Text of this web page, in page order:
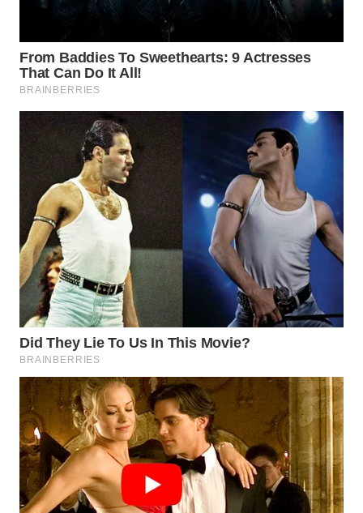
BEKASI
WN
DEPOK
WN
TAPANULI
UTARA
WN
SAMOSIR
WN
PADANG
LAWAS
WN
SUMEDANG
WN
CIANJUR